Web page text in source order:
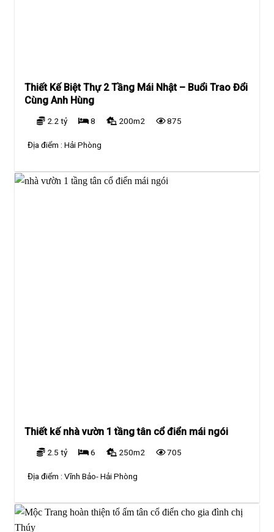
Thiết Kế Biệt Thự 2 Tầng Mái Nhật – Buổi Trao Đổi
Cùng Anh Hùng
2.2 tỷ 8 200m2 875
Địa điểm :Hải Phòng
Thiết kế nhà vườn 1 tầng tân cổ điển mái ngói
2.5 tỷ 6 250m2 705
Địa điểm :Vĩnh Bảo- Hải Phòng